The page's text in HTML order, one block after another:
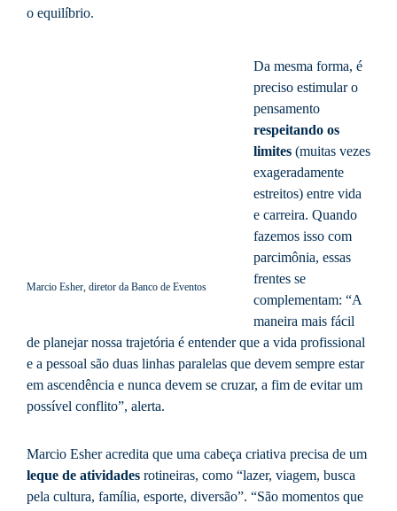
o equilíbrio.
Marcio Esher, diretor da Banco de Eventos
Da mesma forma, é
preciso estimular o
pensamento
respeitando os
limites (muitas vezes
exageradamente
estreitos) entre vida
e carreira. Quando
fazemos isso com
parcimônia, essas
frentes se
complementam: “A
maneira mais fácil
de planejar nossa trajetória é entender que a vida profissional
e a pessoal são duas linhas paralelas que devem sempre estar
em ascendência e nunca devem se cruzar, a fim de evitar um
possível conflito”, alerta.
Marcio Esher acredita que uma cabeça criativa precisa de um
leque de atividades rotineiras, como “lazer, viagem, busca
pela cultura, família, esporte, diversão”. “São momentos que